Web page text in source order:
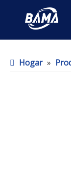
Hogar »